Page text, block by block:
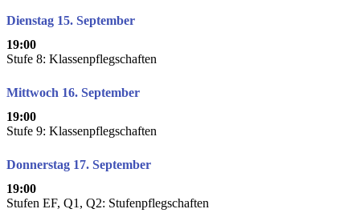
Dienstag 15. September
19:00
Stufe 8: Klassenpflegschaften
Mittwoch 16. September
19:00
Stufe 9: Klassenpflegschaften
Donnerstag 17. September
19:00
Stufen EF, Q1, Q2: Stufenpflegschaften